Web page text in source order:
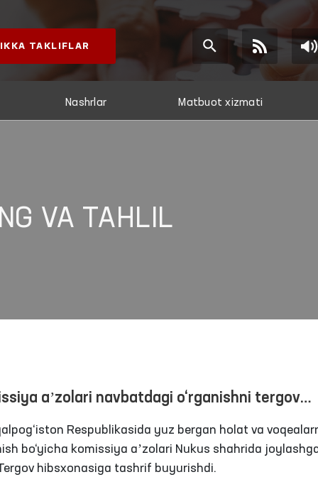
TAKLIFLAR
Nashrlar Matbuot xizmati
VA TAHLIL
aʼzolari navbatdagi o‘rganishni tergov
o‘tkazishdi
Respublikasida yuz bergan holat va
bo‘yicha komissiya aʼzolari Nukus shahrida
hibsxonasiga tashrif buyurishdi.